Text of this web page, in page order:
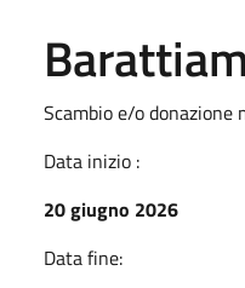
Scambio e/o donazione
Data inizio :
20 giugno 2026
Data fine: